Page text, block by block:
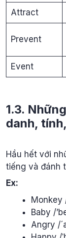
Attract
Prevent
Event
1.3.
danh,
Hầu hết với
tiếng và đánh
Ex:
Monkey
Baby /
Angry /